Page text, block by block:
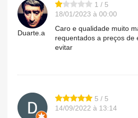
Duarte.a
1 / 5
18/01/2023 à 00:00
Caro e qualidade muito
requentados a preços de
evitar
5 / 5
14/09/2022 à 13:14